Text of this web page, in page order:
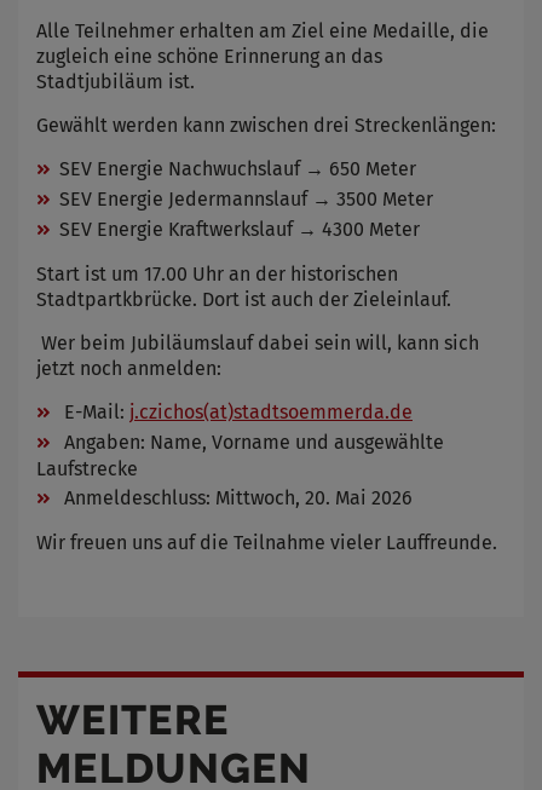
Alle Teilnehmer erhalten am Ziel eine Medaille, die
zugleich eine schöne Erinnerung an das
Stadtjubiläum ist.
Gewählt werden kann zwischen drei Streckenlängen:
SEV Energie Nachwuchslauf → 650 Meter
SEV Energie Jedermannslauf → 3500 Meter
SEV Energie Kraftwerkslauf → 4300 Meter
Start ist um 17.00 Uhr an der historischen
Stadtpartkbrücke. Dort ist auch der Zieleinlauf.
Wer beim Jubiläumslauf dabei sein will, kann sich
jetzt noch anmelden:
E-Mail: j.czichos(at)stadtsoemmerda.de
Angaben: Name, Vorname und ausgewählte
Laufstrecke
Anmeldeschluss: Mittwoch, 20. Mai 2026
Wir freuen uns auf die Teilnahme vieler Lauffreunde.
WEITERE
MELDUNGEN